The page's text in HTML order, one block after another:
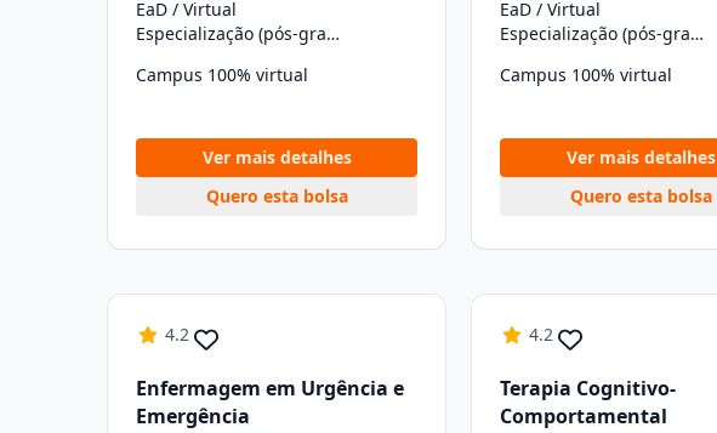
EaD / Virtual
Especialização (pós-graduação)
Campus 100% virtual
Ver mais detalhes
Quero esta bolsa
EaD / Virtual
Especialização (pós-graduação)
Campus 100% virtual
Ver mais detalhes
Quero esta bolsa
4.2
Enfermagem em Urgência e
Emergência
4.2
Terapia Cognitivo-
Comportamental